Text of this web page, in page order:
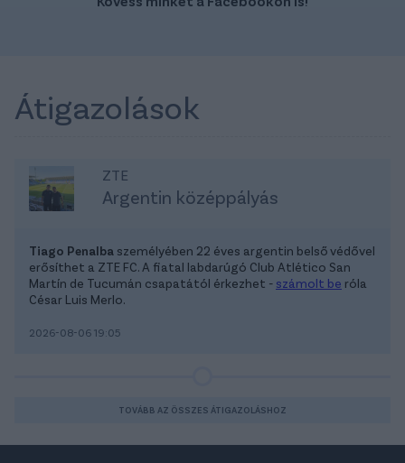
Átigazolások
ZTE
Argentin középpályás
Tiago Penalba személyében 22 éves argentin belső védővel
erősíthet a ZTE FC. A fiatal labdarúgó Club Atlético San
Martín de Tucumán csapatától érkezhet - számolt be róla
César Luis Merlo.
2026-08-06 19:05
TOVÁBB AZ ÖSSZES ÁTIGAZOLÁSHOZ